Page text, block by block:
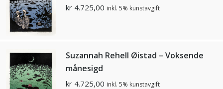
kr 4.725,00 inkl. 5% kunstavgift
Suzannah Rehell Øistad – Voksende
månesigd
kr 4.725,00 inkl. 5% kunstavgift